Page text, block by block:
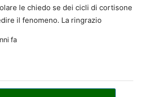
le chiedo se dei cicli di cortisone
il fenomeno. La ringrazio
fa